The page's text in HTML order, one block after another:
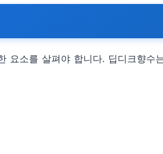
요소를 살펴야 합니다. 딥디크향수